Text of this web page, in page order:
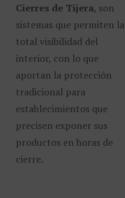
Cierres de Tijera, son
sistemas que permiten la
total visibilidad del
interior, con lo que
aportan la protección
tradicional para
establecimientos que
precisen exponer sus
productos en horas de
cierre.